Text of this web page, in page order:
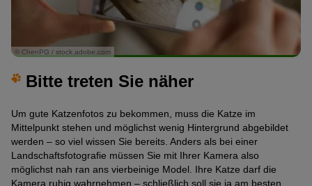
© ChenPG / stock.adobe.com
Bitte treten Sie näher
Um gute Katzenfotos zu bekommen, muss die Katze im
Mittelpunkt stehen und möglichst wenig Hintergrund abgebildet
werden – so viel wissen Sie bereits. Anders als bei einer
Landschaftsfotografie müssen Sie mit Ihrer Kamera also
möglichst nah ran ans vierbeinige Model. Ihre Katze darf die
Kamera ruhig wahrnehmen – schließlich soll sie ja am besten